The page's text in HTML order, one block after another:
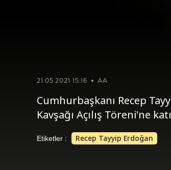
21.05.2021 15:16 AA
Cumhurbaşkanı Recep
Kavşağı Açılış Töreni'ne
Etiketler : Recep Tayyip Erdoğan